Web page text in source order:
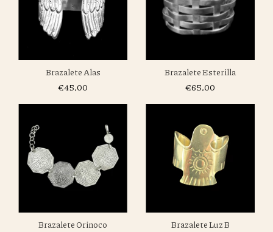
Brazalete Alas
€45,00
Brazalete Esterilla
€65,00
Brazalete Orinoco
Brazalete Luz B